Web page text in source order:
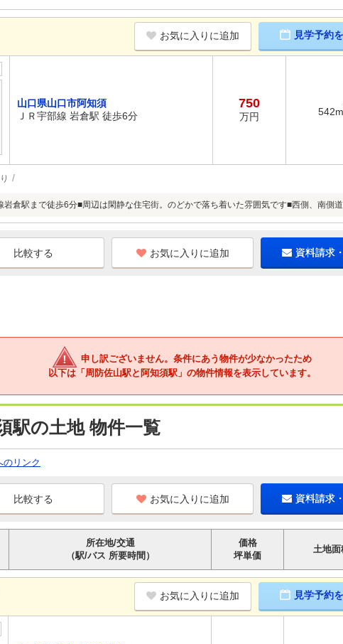
お気に入りに追加 見学予約
山口県山口市阿知須
ＪＲ宇部線 岩倉駅 徒歩6分
750
万円 542m
岩倉駅まで徒歩6分■周辺は閑静な住宅街。のどかで落ち着いた雰囲気です■西側、南側
お気に入りに追加 資料請求
申し訳ございません。条件にあう物件が少なかったため
以下は「周防佐山駅と阿知須駅」の物件情報を表示しています。
駅の土地 物件一覧
のリンク
お気に入りに追加 資料請求
所在地/交通
（駅/バス 所要時間）
価格
坪単価
土地面
お気に入りに追加 見学予約